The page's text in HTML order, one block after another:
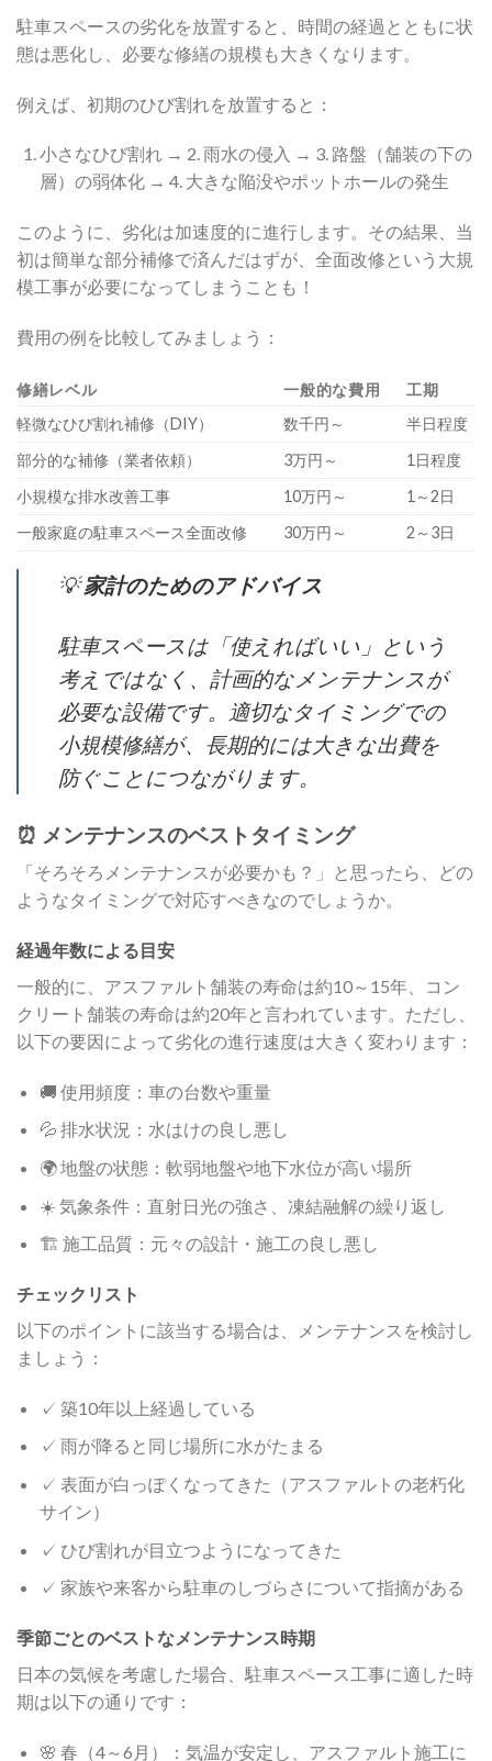
駐車スペースの劣化を放置すると、時間の経過とともに状
態は悪化し、必要な修繕の規模も大きくなります。
例えば、初期のひび割れを放置すると：
小さなひび割れ → 2. 雨水の侵入 → 3. 路盤（舗装の下の
層）の弱体化 → 4. 大きな陥没やポットホールの発生
このように、劣化は加速度的に進行します。その結果、当
初は簡単な部分補修で済んだはずが、全面改修という大規
模工事が必要になってしまうことも！
費用の例を比較してみましょう：
修繕レベル 一般的な費用
工期
軽微なひび割れ補修（DIY）
数千円～
半日程度
部分的な補修（業者依頼）
3万円～
1日程度
小規模な排水改善工事
10万円～
1～2日
一般家庭の駐車スペース全面改修
30万円～ 2～3日
💡家計のためのアドバイス
駐車スペースは「使えればいい」という
考えではなく、計画的なメンテナンスが
必要な設備です。適切なタイミングでの
小規模修繕が、長期的には大きな出費を
防ぐことにつながります。
⏰ メンテナンスのベストタイミング
「そろそろメンテナンスが必要かも？」と思ったら、どの
ようなタイミングで対応すべきなのでしょうか。
経過年数による目安
一般的に、アスファルト舗装の寿命は約10～15年、コン
クリート舗装の寿命は約20年と言われています。ただし、
以下の要因によって劣化の進行速度は大きく変わります：
🚚 使用頻度：車の台数や重量
💦 排水状況：水はけの良し悪し
🌍 地盤の状態：軟弱地盤や地下水位が高い場所
☀️ 気象条件：直射日光の強さ、凍結融解の繰り返し
🏗️ 施工品質：元々の設計・施工の良し悪し
チェックリスト
以下のポイントに該当する場合は、メンテナンスを検討し
ましょう：
✓ 築10年以上経過している
✓ 雨が降ると同じ場所に水がたまる
✓ 表面が白っぽくなってきた（アスファルトの老朽化
サイン）
✓ ひび割れが目立つようになってきた
✓ 家族や来客から駐車のしづらさについて指摘がある
季節ごとのベストなメンテナンス時期
日本の気候を考慮した場合、駐車スペース工事に適した時
期は以下の通りです：
🌸 春（4～6月）：気温が安定し、アスファルト施工に